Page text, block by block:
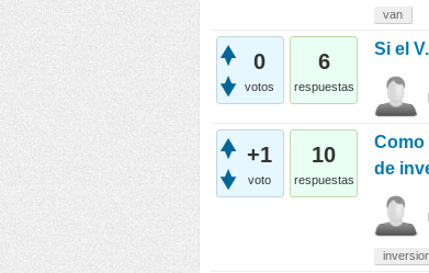
van
0
votos
6
respuestas
Si el
+1
voto
10
respuestas
Como
de